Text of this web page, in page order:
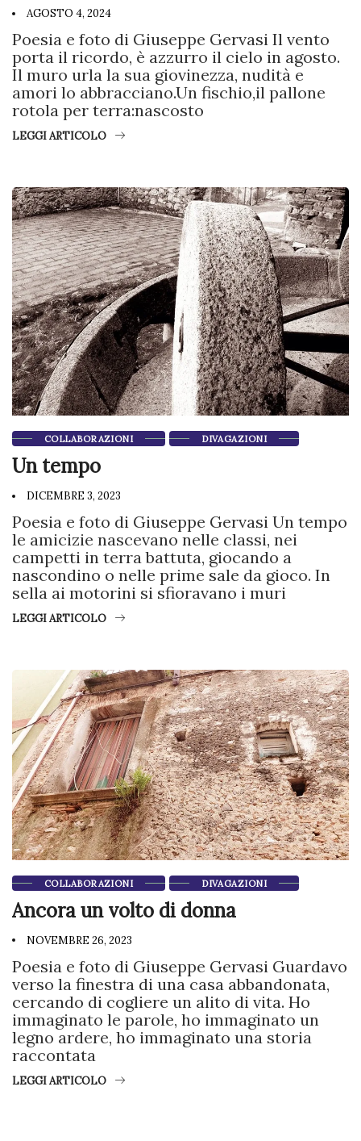
AGOSTO 4, 2024
Poesia e foto di Giuseppe Gervasi Il vento
porta il ricordo, è azzurro il cielo in agosto.
Il muro urla la sua giovinezza, nudità e
amori lo abbracciano.Un fischio,il pallone
rotola per terra:nascosto
LEGGI ARTICOLO
COLLABORAZIONI DIVAGAZIONI
Un tempo
DICEMBRE 3, 2023
Poesia e foto di Giuseppe Gervasi Un tempo
le amicizie nascevano nelle classi, nei
campetti in terra battuta, giocando a
nascondino o nelle prime sale da gioco. In
sella ai motorini si sfioravano i muri
LEGGI ARTICOLO
COLLABORAZIONI DIVAGAZIONI
Ancora un volto di donna
NOVEMBRE 26, 2023
Poesia e foto di Giuseppe Gervasi Guardavo
verso la finestra di una casa abbandonata,
cercando di cogliere un alito di vita. Ho
immaginato le parole, ho immaginato un
legno ardere, ho immaginato una storia
raccontata
LEGGI ARTICOLO